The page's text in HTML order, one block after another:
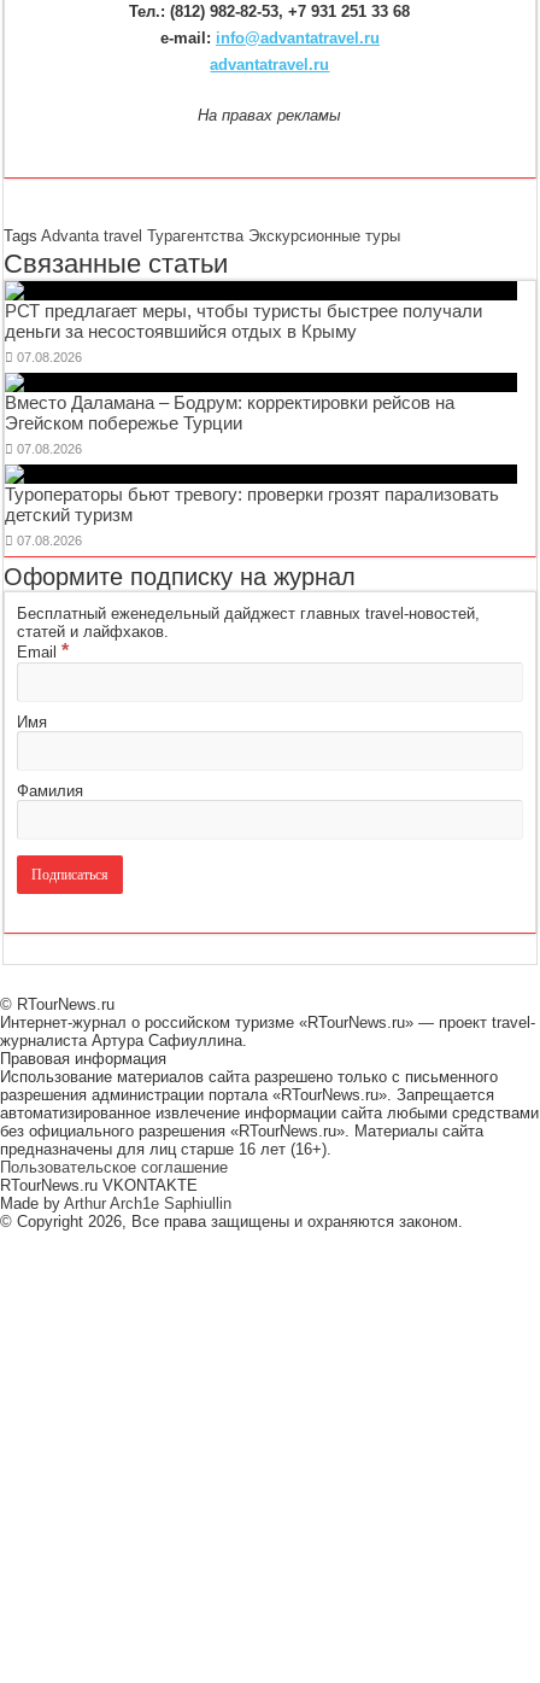
Тел.: (812) 982-82-53, +7 931 251 33 68
e-mail: info@advantatravel.ru
advantatravel.ru
На правах рекламы
TagsAdvanta travel Турагентства Экскурсионные туры
Связанные статьи
РСТ предлагает меры, чтобы туристы быстрее получали
деньги за несостоявшийся отдых в Крыму
07.08.2026
Вместо Даламана – Бодрум: корректировки рейсов на
Эгейском побережье Турции
07.08.2026
Туроператоры бьют тревогу: проверки грозят парализовать
детский туризм
07.08.2026
Оформите подписку на журнал
Бесплатный еженедельный дайджест главных travel-новостей,
статей и лайфхаков.
Email*
Имя
Фамилия
© RTourNews.ru
Интернет-журнал о российском туризме «RTourNews.ru» — проект travel-
журналиста Артура Сафиуллина.
Правовая информация
Использование материалов сайта разрешено только с письменного
разрешения администрации портала «RTourNews.ru». Запрещается
автоматизированное извлечение информации сайта любыми средствами
без официального разрешения «RTourNews.ru». Материалы сайта
предназначены для лиц старше 16 лет (16+).
Пользовательское соглашение
RTourNews.ru VKONTAKTE
Made by Arthur Arch1e Saphiullin
© Copyright 2026, Все права защищены и охраняются законом.